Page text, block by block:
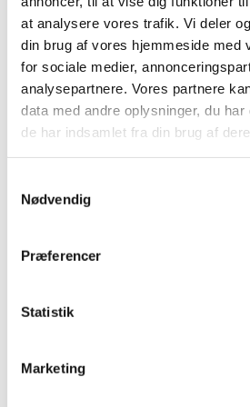
at analysere vores trafik. Vi deler
din brug af vores hjemmeside med
for sociale medier,
analysepartnere. Vores partnere
data med andre oplysninger, du
de har indsamlet fra din brug af
Nødvendig
Præferencer
Statistik
Marketing